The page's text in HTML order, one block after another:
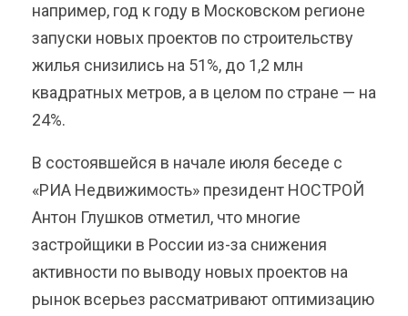
например, год к году в Московском регионе
запуски новых проектов по строительству
жилья снизились на 51%, до 1,2 млн
квадратных метров, а в целом по стране — на
24%.
В состоявшейся в начале июля беседе с
«РИА Недвижимость» президент НОСТРОЙ
Антон Глушков отметил, что многие
застройщики в России из-за снижения
активности по выводу новых проектов на
рынок всерьез рассматривают оптимизацию